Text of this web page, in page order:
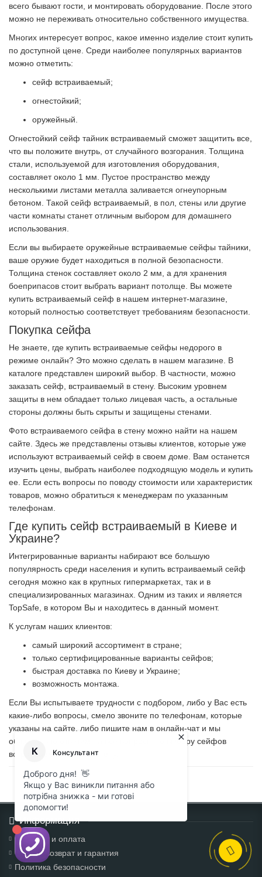
всего бывают гости, и монтировать оборудование. После этого
можно не переживать относительно собственного имущества.
Многих интересует вопрос, какое именно изделие стоит купить
по доступной цене. Среди наиболее популярных вариантов
можно отметить:
сейф встраиваемый;
огнестойкий;
оружейный.
Огнестойкий сейф тайник встраиваемый сможет защитить все,
что вы положите внутрь, от случайного возгорания. Толщина
стали, используемой для изготовления оборудования,
составляет около 1 мм. Пустое пространство между
несколькими листами металла заливается огнеупорным
бетоном. Такой сейф встраиваемый, в пол, стены или другие
части комнаты станет отличным выбором для домашнего
использования.
Если вы выбираете оружейные встраиваемые сейфы тайники,
ваше оружие будет находиться в полной безопасности.
Толщина стенок составляет около 2 мм, а для хранения
боеприпасов стоит выбрать вариант потолще. Вы можете
купить встраиваемый сейф в нашем интернет-магазине,
который полностью соответствует требованиям безопасности.
Покупка сейфа
Не знаете, где купить встраиваемые сейфы недорого в
режиме онлайн? Это можно сделать в нашем магазине. В
каталоге представлен широкий выбор. В частности, можно
заказать сейф, встраиваемый в стену. Высоким уровнем
защиты в нем обладает только лицевая часть, а остальные
стороны должны быть скрыты и защищены стенами.
Фото встраиваемого сейфа в стену можно найти на нашем
сайте. Здесь же представлены отзывы клиентов, которые уже
используют встраиваемый сейф в своем доме. Вам останется
изучить цены, выбрать наиболее подходящую модель и купить
ее. Если есть вопросы по поводу стоимости или характеристик
товаров, можно обратиться к менеджерам по указанным
телефонам.
Где купить сейф встраиваемый в Киеве и
Украине?
Интегрированные варианты набирают все большую
популярность среди населения и купить встраиваемый сейф
сегодня можно как в крупных гипермаркетах, так и в
специализированных магазинах. Одним из таких и является
TopSafe, в котором Вы и находитесь в данный момент.
К услугам наших клиентов:
самый широкий ассортимент в стране;
только сертифицированные варианты сейфов;
быстрая доставка по Киеву и Украине;
возможность монтажа.
Если Вы испытываете трудности с подбором, либо у Вас есть
какие-либо вопросы, смело звоните по телефонам, которые
указаны на сайте, либо пишите нам в онлайн-чат и мы
обязательно ответим на все вопросы по выбору сейфов
встраиваемых в пол и стену.
Информация
Доставка и оплата
Обмен, возврат и гарантия
Политика безопасности